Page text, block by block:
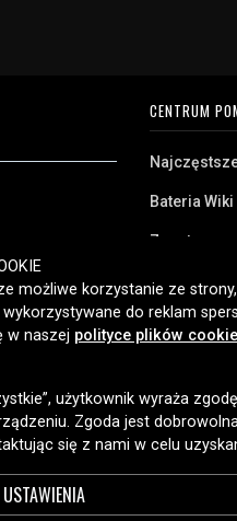
parametry
naszą szeroką
domowego,
klientom w
dostawę i
roku.
CENTRUM
Bateria Wiki
Zwrot
Klient
Jaką
OPCJE
możliwe korzystanie ze
do reklam
w naszej polityce plików cookie
użytkownik wyraża
Zgoda jest
się z nami w celu
USTAWIENIA